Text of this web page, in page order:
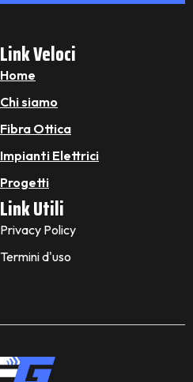
Link Veloci
Home
Chi siamo
Fibra Ottica
Impianti Elettrici
Progetti
Link Utili
Privacy Policy
Termini d'uso